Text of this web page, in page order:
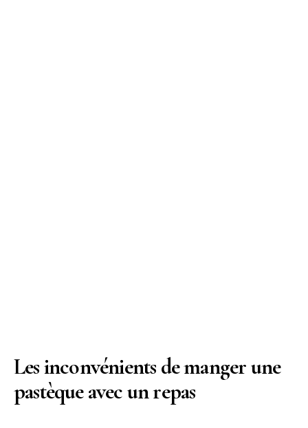
Les inconvénients de manger une
pastèque avec un repas